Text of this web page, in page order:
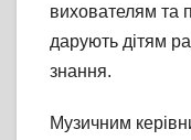
вихователям та
дарують дітям
знання.
Музичним